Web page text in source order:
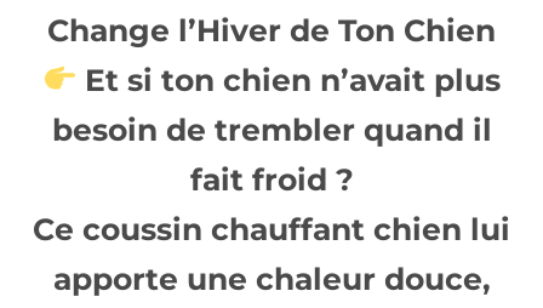
Change l’Hiver de Ton Chien
Et si ton chien n’avait plus
besoin de trembler quand il
fait froid ?
Ce coussin chauffant chien lui
apporte une chaleur douce,